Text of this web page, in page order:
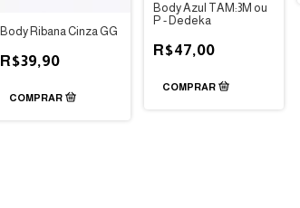
Body Ribana Cinza GG
R$39,90
Body Azul TAM:3M ou
P - Dedeka
R$47,00